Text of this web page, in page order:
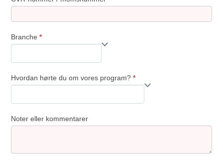
Branche*
Hvordan hørte du om vores program?*
hørte
Noter eller kommentarer